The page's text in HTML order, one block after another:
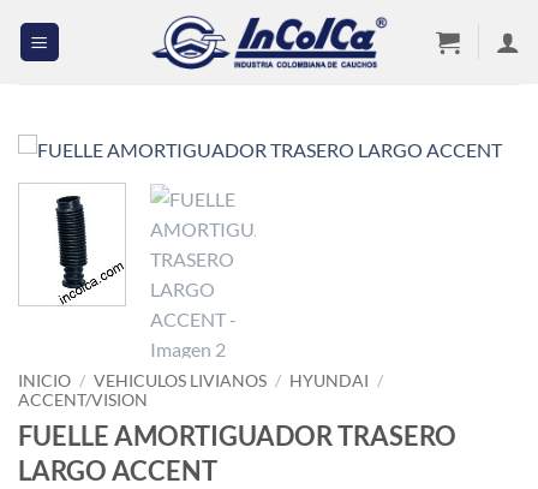
INICIO / VEHICULOS LIVIANOS / HYUNDAI /
ACCENT/VISION
FUELLE AMORTIGUADOR TRASERO
LARGO ACCENT